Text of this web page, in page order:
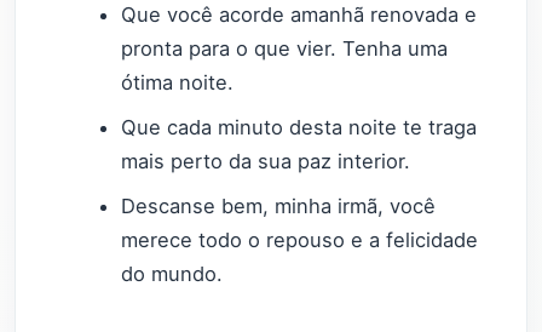
Que você acorde amanhã renovada e
pronta para o que vier. Tenha uma
ótima noite.
Que cada minuto desta noite te traga
mais perto da sua paz interior.
Descanse bem, minha irmã, você
merece todo o repouso e a felicidade
do mundo.